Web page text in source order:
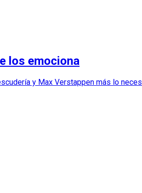
los emociona
y Max Verstappen más lo